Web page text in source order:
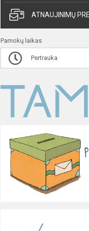
ATNAUJINIMŲ
Pamokų laikas
Pertrauka